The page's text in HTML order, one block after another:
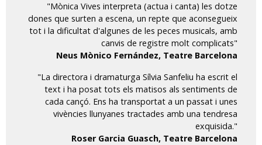
"Mònica Vives interpreta (actua i canta) les dotze
dones que surten a escena, un repte que aconsegueix
tot i la dificultat d'algunes de les peces musicals, amb
canvis de registre molt complicats"
Neus Mònico Fernández, Teatre Barcelona
"La directora i dramaturga Sílvia Sanfeliu ha escrit el
text i ha posat tots els matisos als sentiments de
cada cançó. Ens ha transportat a un passat i unes
vivències llunyanes tractades amb una tendresa
exquisida."
Roser Garcia Guasch, Teatre Barcelona